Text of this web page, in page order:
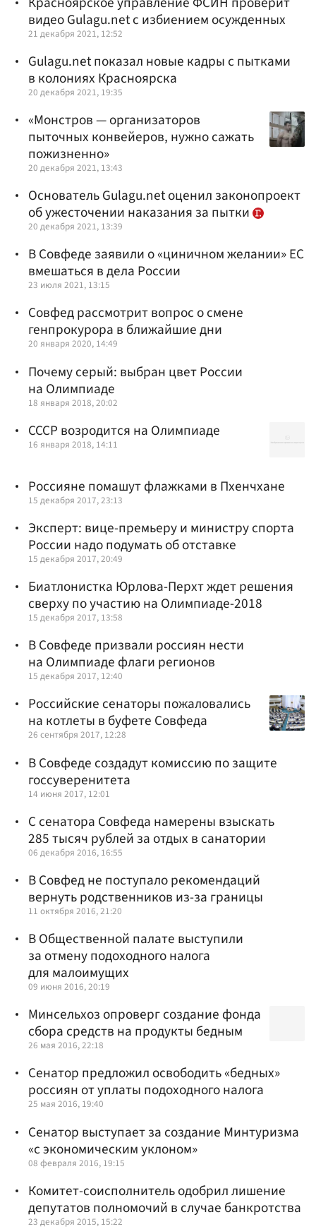
видео Gulagu.net с избиением осужденных
21 декабря 2021, 12:52
Gulagu.net показал новые кадры с пытками
в колониях Красноярска
20 декабря 2021, 19:35
«Монстров — организаторов
пыточных конвейеров, нужно сажать
пожизненно»
20 декабря 2021, 13:43
Основатель Gulagu.net оценил законопроект
об ужесточении наказания за пытки
20 декабря 2021, 13:39
В Совфеде заявили о «циничном желании» ЕС
вмешаться в дела России
23 июля 2021, 13:15
Совфед рассмотрит вопрос о смене
генпрокурора в ближайшие дни
20 января 2020, 14:49
Почему серый: выбран цвет России
на Олимпиаде
18 января 2018, 20:02
СССР возродится на Олимпиаде
16 января 2018, 14:11
Россияне помашут флажками в Пхенчхане
15 декабря 2017, 23:13
Эксперт: вице-премьеру и министру спорта
России надо подумать об отставке
15 декабря 2017, 20:49
Биатлонистка Юрлова-Перхт ждет решения
сверху по участию на Олимпиаде-2018
15 декабря 2017, 13:58
В Совфеде призвали россиян нести
на Олимпиаде флаги регионов
15 декабря 2017, 12:40
Российские сенаторы пожаловались
на котлеты в буфете Совфеда
26 сентября 2017, 12:28
В Совфеде создадут комиссию по защите
госсуверенитета
14 июня 2017, 12:01
С сенатора Совфеда намерены взыскать
285 тысяч рублей за отдых в санатории
06 декабря 2016, 16:55
В Совфед не поступало рекомендаций
вернуть родственников из-за границы
11 октября 2016, 21:20
В Общественной палате выступили
за отмену подоходного налога
для малоимущих
09 июня 2016, 20:19
Минсельхоз опроверг создание фонда
сбора средств на продукты бедным
26 мая 2016, 22:18
Сенатор предложил освободить «бедных»
россиян от уплаты подоходного налога
25 мая 2016, 19:40
Сенатор выступает за создание Минтуризма
«с экономическим уклоном»
08 февраля 2016, 19:15
Комитет-соисполнитель одобрил лишение
депутатов полномочий в случае банкротства
23 декабря 2015, 15:22